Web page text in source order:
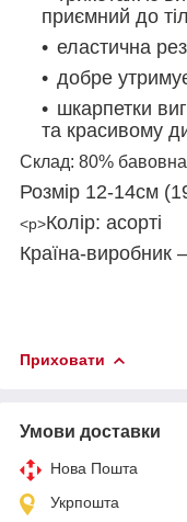
приємний до
еластична
добре
шкарпетки
та красивому
Склад: 80%
Розмір 12-14см
<p>Колір: асорті
Країна-виробник
Приховати
Умови доставки
Нова Пошта
Укрпошта